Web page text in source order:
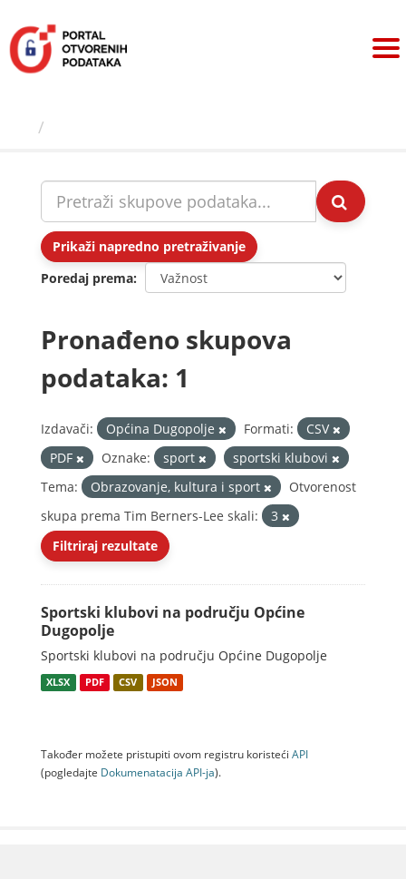
sadržaj
Prikaži napredno pretraživanje
Poredaj prema
Pronađeno skupova
podataka: 1
Izdavači: Općina Dugopolje Formati:
CSV
PDF
Oznake: sport
sportski klubovi
Tema:
Obrazovanje, kultura i sport
Otvorenost
skupa prema Tim Berners-Lee skali:
3
Filtriraj rezultate
Sportski klubovi na području Općine
Dugopolje
Sportski klubovi na području Općine Dugopolje
XLSX PDF CSV JSON
Također možete pristupiti ovom registru koristeći API
(pogledajte Dokumenаtаcijа API-jа).